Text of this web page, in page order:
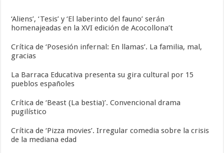
‘Aliens’, ‘Tesis’ y ‘El laberinto del fauno’ serán
homenajeadas en la XVI edición de Acocollona’t
Crítica de ‘Posesión infernal: En llamas’. La familia, mal,
gracias
La Barraca Educativa presenta su gira cultural por 15
pueblos españoles
Crítica de ‘Beast (La bestia)’. Convencional drama
pugilístico
Crítica de ‘Pizza movies’. Irregular comedia sobre la crisis
de la mediana edad